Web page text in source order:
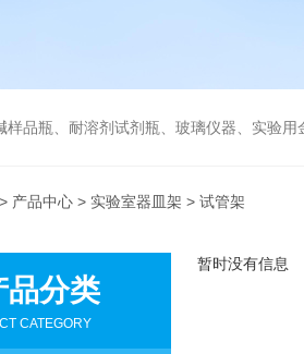
样品瓶、耐溶剂试剂瓶、玻璃仪器、实验
> 产品中心 > 实验室器皿架 > 试管架
品分类
CATEGORY
暂时没有信息